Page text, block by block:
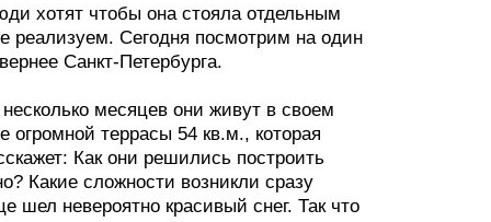
хотят чтобы она стояла отдельным
реализуем. Сегодня посмотрим на один
Санкт-Петербурга.
месяцев они живут в своем
террасы 54 кв.м., которая
Как они решились построить
Какие сложности возникли сразу
шел невероятно красивый снег. Так что